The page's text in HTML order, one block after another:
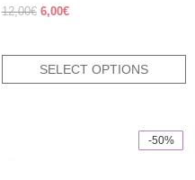
12,00€ Original
6,00€Current
SELECT OPTIONS
-50%